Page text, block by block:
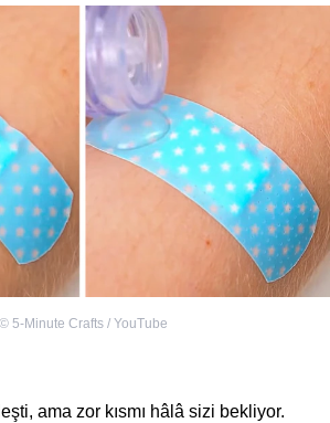
© 5-Minute Crafts / YouTube
ama zor kısmı hâlâ sizi bekliyor.